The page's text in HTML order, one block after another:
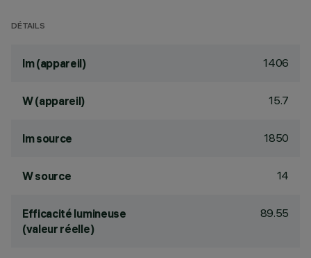
DÉTAILS
lm (appareil) 1406
W (appareil) 15.7
lm source 1850
W source 14
Efficacité lumineuse
(valeur réelle)
89.55